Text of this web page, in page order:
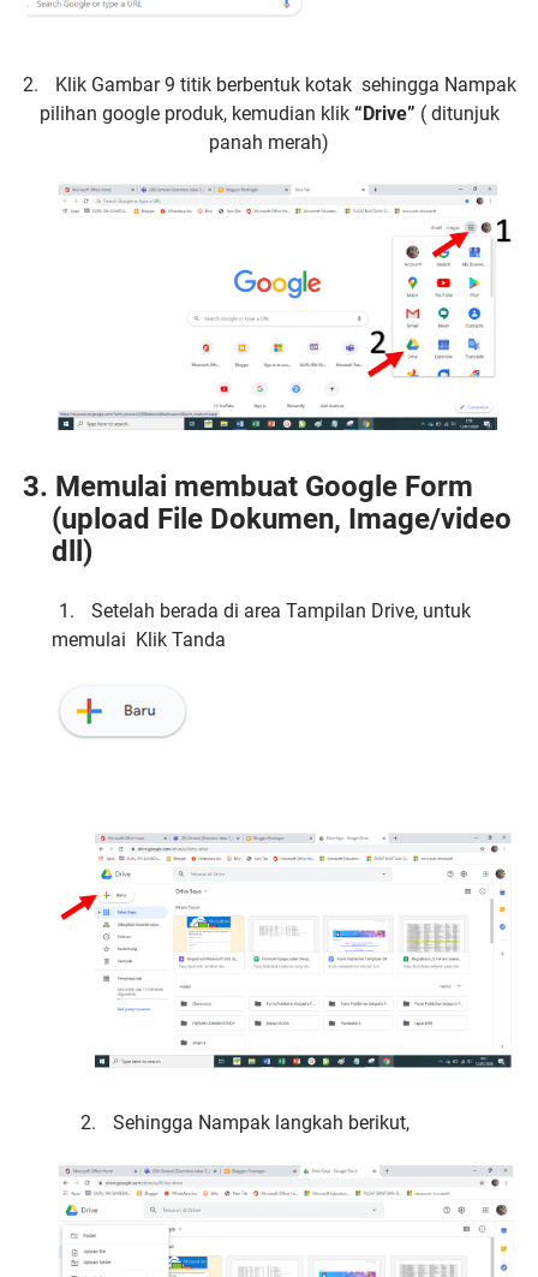
2. Klik Gambar 9 titik berbentuk kotak sehingga Nampak
pilihan google produk, kemudian klik “Drive” ( ditunjuk
panah merah)
3. Memulai membuat Google Form
(upload File Dokumen, Image/video
dll)
1.
Setelah berada di area Tampilan Drive, untuk
memulai Klik Tanda
2. Sehingga Nampak langkah berikut,